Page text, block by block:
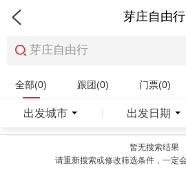
芽庄自由行
全部(0) 跟团(0) 门票(0)
特产商品(0)
出发城市 出发日期
暂无搜索结果
请重新搜索或修改筛选条件，一定